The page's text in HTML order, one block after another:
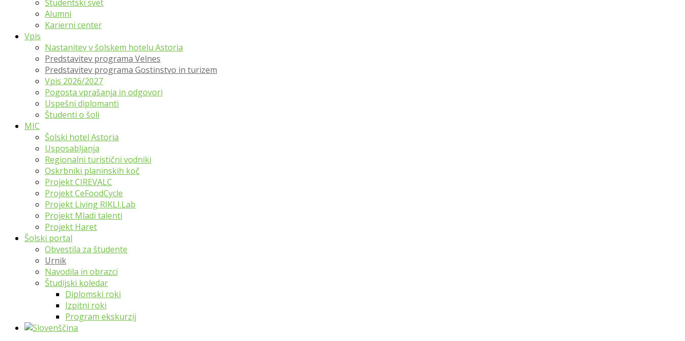
Študentski svet
Alumni
Karierni center
Vpis
Nastanitev v šolskem hotelu Astoria
Predstavitev programa Velnes
Predstavitev programa Gostinstvo in turizem
Vpis 2026/2027
Pogosta vprašanja in odgovori
Uspešni diplomanti
Študenti o šoli
MIC
Šolski hotel Astoria
Usposabljanja
Regionalni turistični vodniki
Oskrbniki planinskih koč
Projekt CIREVALC
Projekt CeFoodCycle
Projekt Living RIKLI.Lab
Projekt Mladi talenti
Projekt Haret
Šolski portal
Obvestila za študente
Urnik
Navodila in obrazci
Študijski koledar
Diplomski roki
Izpitni roki
Program ekskurzij